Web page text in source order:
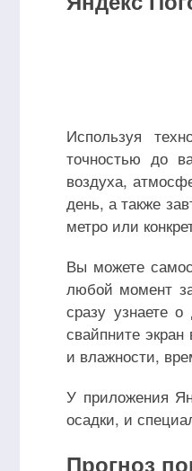
Используя
точностью до
воздуха,
день, а также
метро или
Вы можете
любой момент
сразу узнаете
свайпните
и влажности,
У приложения
осадки, и
Прогноз